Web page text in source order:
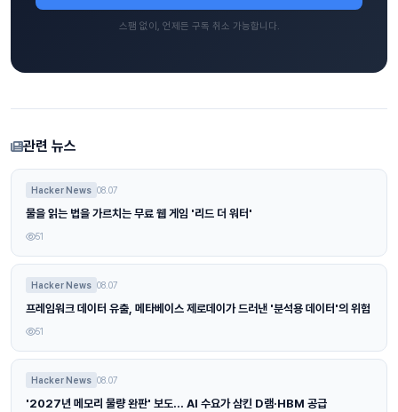
스팸 없이, 언제든 구독 취소 가능합니다.
관련 뉴스
Hacker News 08.07
물을 읽는 법을 가르치는 무료 웹 게임 '리드 더 워터'
51
Hacker News 08.07
프레임워크 데이터 유출, 메타베이스 제로데이가 드러낸 '분석용 데이터'의 위험
51
Hacker News 08.07
'2027년 메모리 물량 완판' 보도… AI 수요가 삼킨 D램·HBM 공급